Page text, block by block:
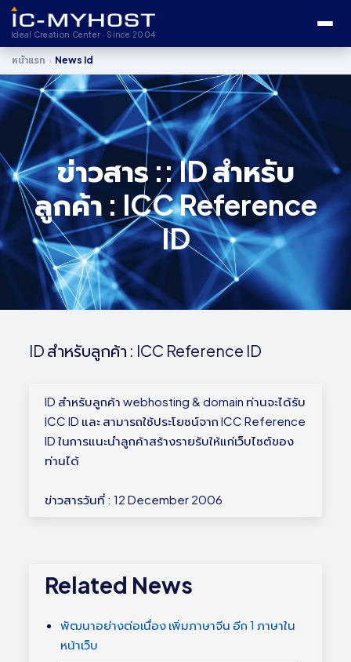
Ideal Creation Center · Since 2004
หน้าแรก › News Id
ข่าวสาร :: ID สำหรับ
ลูกค้า : ICC Reference
ID
ID สำหรับลูกค้า : ICC Reference ID
ID สำหรับลูกค้า webhosting & domain ท่านจะได้รับ
ICC ID และ สามารถใช้ประโยชน์จาก ICC Reference
ID ในการแนะนำลูกค้าสร้างรายรับให้แก่เว็บไซต์ของ
ท่านได้
ข่าวสารวันที่ : 12 December 2006
Related News
พัฒนาอย่างต่อเนื่อง เพิ่มภาษาจีน อีก 1 ภาษาใน
หน้าเว็บ